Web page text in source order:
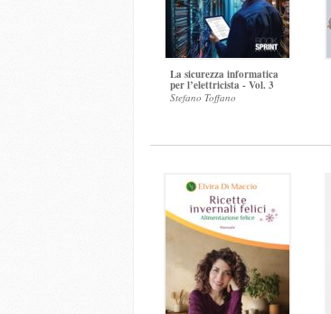
La sicurezza informatica
per l’elettricista - Vol. 3
Stefano Toffano